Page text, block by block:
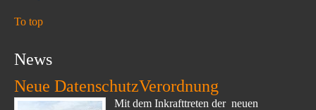
To top
News
Neue DatenschutzVerordnung
Mit dem Inkrafttreten der neuen